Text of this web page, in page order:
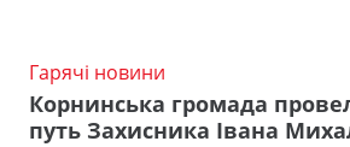
Гарячі новини
Корнинська громада
путь Захисника Івана